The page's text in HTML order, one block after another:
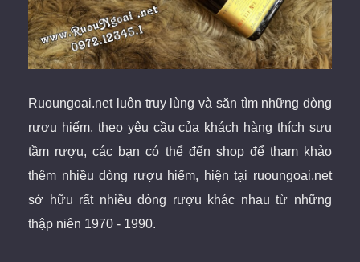
Ruoungoai.net luôn truy lùng và săn tìm những dòng
rượu hiếm, theo yêu cầu của khách hàng thích sưu
tầm rượu, các bạn có thể đến shop để tham khảo
thêm nhiều dòng rượu hiếm, hiện tại ruoungoai.net
sở hữu rất nhiều dòng rượu khác nhau từ những
thập niên 1970 - 1990.